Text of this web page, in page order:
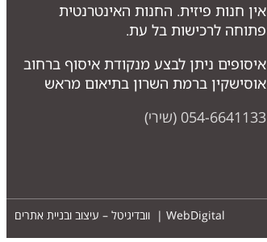
אין חנות פיזית. החנות האינטרנטית
פתוחה לרכישות בל עת.
איסופים ניתן לבצע מנקודת איסוף ברחוב
אוסישקין ברמת השרון בתיאום מראש
054-6641133 (שירי)
WebDigital | וובדיגיטל – עיצוב ובניית אתרים